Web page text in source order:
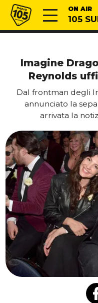
Vai al contenuto
Radio 105 ON AIR
105
Imagine
Reynolds
Dal frontman degli
annunciato la
arrivata la